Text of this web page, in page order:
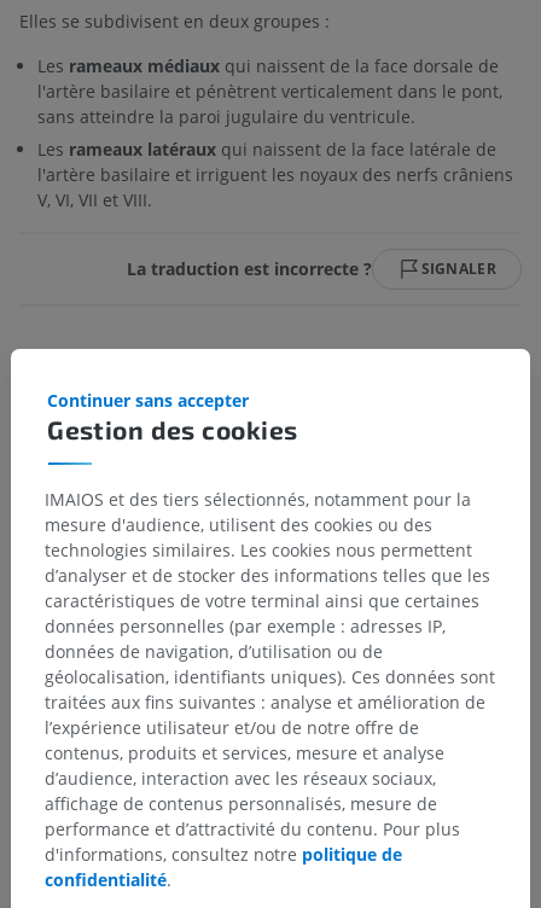
Elles se subdivisent en deux groupes :
Les rameaux médiaux qui naissent de la face dorsale de
l'artère basilaire et pénètrent verticalement dans le pont,
sans atteindre la paroi jugulaire du ventricule.
Les rameaux latéraux qui naissent de la face latérale de
l'artère basilaire et irriguent les noyaux des nerfs crâniens
V, VI, VII et VIII.
La traduction est incorrecte ? SIGNALER
Hiérarchie anatomique
Anatomie humaine 2
Anatomie humaine 1
Gestion des cookies
Continuer sans accepter
IMAIOS et des tiers sélectionnés, notamment pour la
mesure d'audience, utilisent des cookies ou des
technologies similaires. Les cookies nous permettent
d’analyser et de stocker des informations telles que les
caractéristiques de votre terminal ainsi que certaines
données personnelles (par exemple : adresses IP,
données de navigation, d’utilisation ou de
géolocalisation, identifiants uniques). Ces données sont
traitées aux fins suivantes : analyse et amélioration de
l’expérience utilisateur et/ou de notre offre de
contenus, produits et services, mesure et analyse
d’audience, interaction avec les réseaux sociaux,
affichage de contenus personnalisés, mesure de
performance et d’attractivité du contenu. Pour plus
d'informations, consultez notre politique de
confidentialité.